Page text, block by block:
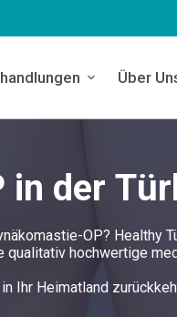
Über
in der
OP? Healthy
qualitativ hochwertige
Ihr Heimatland